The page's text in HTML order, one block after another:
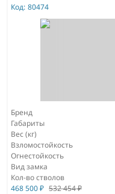
Код: 80474
Бренд
Габариты
Вес (кг)
Взломостойкость
Огнестойкость
Вид замка
Кол-во стволов
468 500₽ 532 454₽